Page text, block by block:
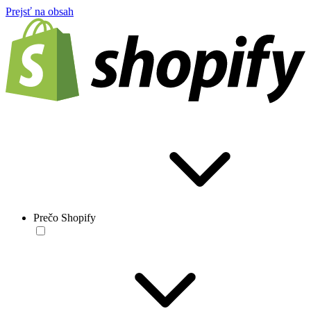
Prejsť na obsah
Prečo Shopify